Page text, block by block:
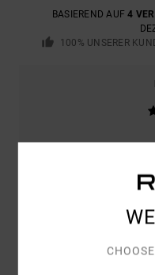
BASIEREND AUF4
100% UNSERER
GRÖSSE